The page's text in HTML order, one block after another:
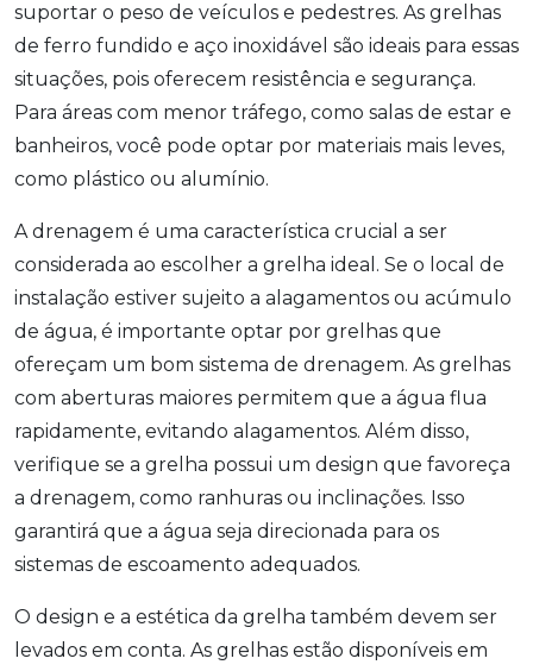
suportar o peso de veículos e pedestres. As grelhas
de ferro fundido e aço inoxidável são ideais para essas
situações, pois oferecem resistência e segurança.
Para áreas com menor tráfego, como salas de estar e
banheiros, você pode optar por materiais mais leves,
como plástico ou alumínio.
A drenagem é uma característica crucial a ser
considerada ao escolher a grelha ideal. Se o local de
instalação estiver sujeito a alagamentos ou acúmulo
de água, é importante optar por grelhas que
ofereçam um bom sistema de drenagem. As grelhas
com aberturas maiores permitem que a água flua
rapidamente, evitando alagamentos. Além disso,
verifique se a grelha possui um design que favoreça
a drenagem, como ranhuras ou inclinações. Isso
garantirá que a água seja direcionada para os
sistemas de escoamento adequados.
O design e a estética da grelha também devem ser
levados em conta. As grelhas estão disponíveis em